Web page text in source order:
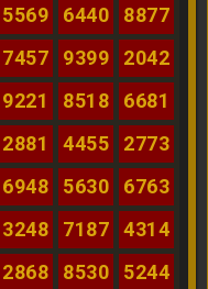
5569 6440
8877
7457 9399
2042
9221 8518
6681
2881 4455
2773
6948 5630
6763
3248 7187
4314
2868 8530
5244